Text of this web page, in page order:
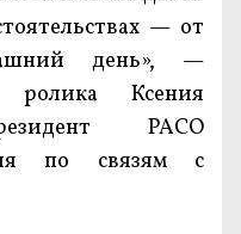
— от
день», —
ролика Ксения
РАСО
по связям с